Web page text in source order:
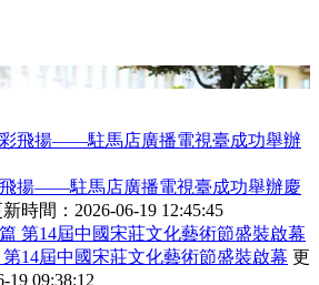
彩飛揚——駐馬店廣播電視臺成功舉辦慶
時間：2026-06-19 12:45:45
14屆中國宋莊文化藝術節盛裝啟幕 更
19 09:38:12